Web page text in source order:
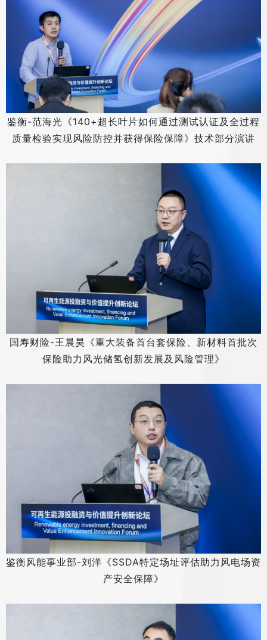
鉴衡-范海光《140+超长叶片如何通过测试认证及全过程
质量检验实现风险防控并获得保险保障》技术部分演讲
国寿财险-王晨昊《重大装备首台套保险、新材料首批次
保险助力风光储氢创新发展及风险管理》
鉴衡风能事业部-刘洋《SSDA特定场址评估助力风电场资
产安全保障》